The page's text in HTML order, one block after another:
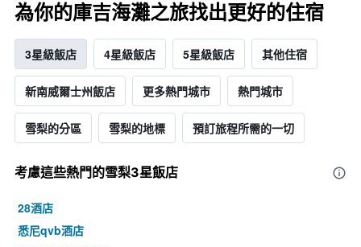
為你的庫吉海灘之旅找出更好的住宿
3星級飯店 4星級飯店 5星級飯店 其他住宿
新南威爾士州飯店 更多熱門城市 熱門城市
雪梨的分區 雪梨的地標 預訂旅程所需的一切
考慮這些熱門的雪梨3星​飯店
28酒店
悉尼qvb酒店